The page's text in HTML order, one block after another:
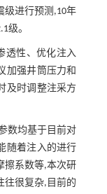
级进行预测,10年
级。
透性、优化注入
加强井筒压力和
及时调整注采方
数均基于目前对
随着注入的进行
擦系数等,本次研
往很复杂,目前的